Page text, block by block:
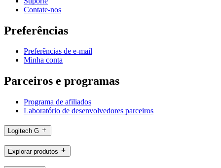
Contate-nos
Preferências
Preferências de e-mail
Minha conta
Parceiros e programas
Programa de afiliados
Laboratório de desenvolvedores parceiros
Logitech G
Explorar produtos